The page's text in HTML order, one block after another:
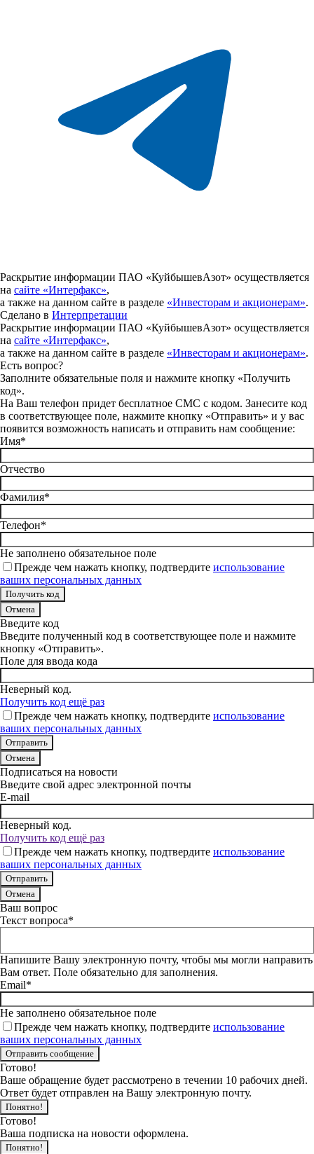
Раскрытие информации ПАО «КуйбышевАзот» осуществляется
на сайте «Интерфакс»,
а также на данном сайте в разделе «Инвесторам и акционерам».
Сделано в Интерпретации
Раскрытие информации ПАО «КуйбышевАзот» осуществляется
на сайте «Интерфакс»,
а также на данном сайте в разделе «Инвесторам и акционерам».
Есть вопрос?
Заполните обязательные поля и нажмите кнопку «Получить
код».
На Ваш телефон придет бесплатное СМС с кодом. Занесите код
в соответствующее поле, нажмите кнопку «Отправить» и у вас
появится возможность написать и отправить нам сообщение:
Имя*
Отчество
Фамилия*
Телефон*
Не заполнено обязательное поле
Прежде чем нажать кнопку, подтвердите использование
ваших персональных данных
Отмена
Введите код
Введите полученный код в соответствующее поле и нажмите
кнопку «Отправить».
Поле для ввода кода
Неверный код.
Получить код ещё раз
Прежде чем нажать кнопку, подтвердите использование
ваших персональных данных
Отмена
Подписаться на новости
Введите свой адрес электронной почты
E-mail
Неверный код.
Получить код ещё раз
Прежде чем нажать кнопку, подтвердите использование
ваших персональных данных
Отмена
Ваш вопрос
Текст вопроса*
Напишите Вашу электронную почту, чтобы мы могли направить
Вам ответ. Поле обязательно для заполнения.
Email*
Не заполнено обязательное поле
Прежде чем нажать кнопку, подтвердите использование
ваших персональных данных
Готово!
Ваше обращение будет рассмотрено в течении 10 рабочих дней.
Ответ будет отправлен на Вашу электронную почту.
Понятно!
Готово!
Ваша подписка на новости оформлена.
Понятно!